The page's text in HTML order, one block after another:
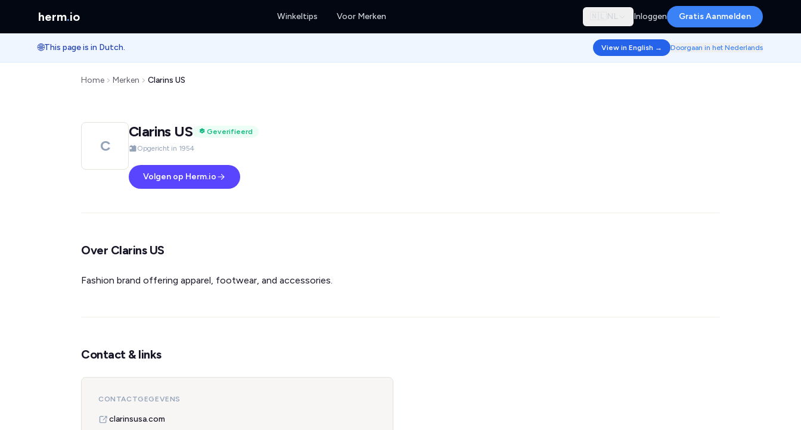
herm.io Winkeltips Voor Merken 🇳🇱 NL Inloggen Gratis Aanmelden
🌐This page is in Dutch. View in English → Doorgaan in het Nederlands
Home Merken Clarins US
C
Clarins US
Geverifieerd
Opgericht in 1954
Volgen op Herm.io
Over Clarins US
Fashion brand offering apparel, footwear, and accessories.
Contact & links
CONTACTGEGEVENS
clarinsusa.com